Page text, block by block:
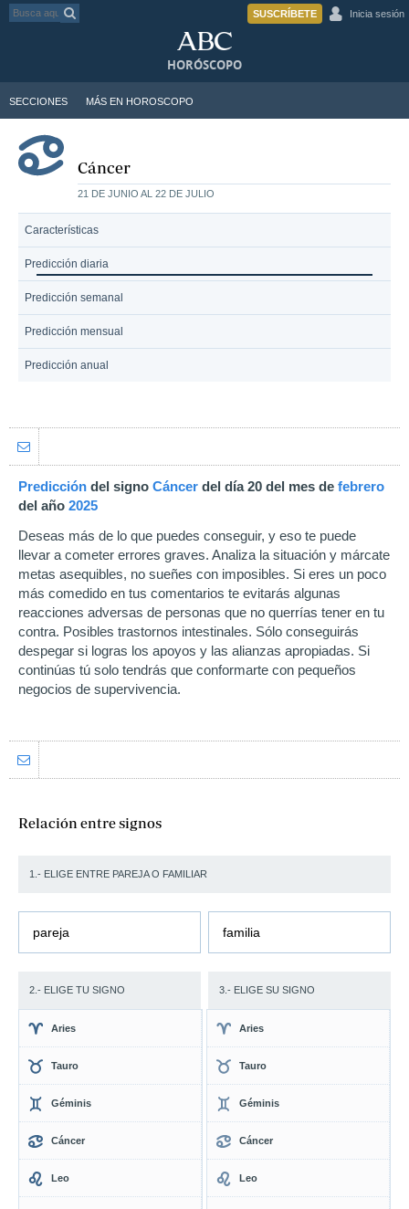
SUSCRÍBETE Inicia sesión
SECCIONES MÁS EN HOROSCOPO
HORÓSCOPO
Cáncer
21 DE JUNIO AL 22 DE JULIO
Características
Predicción diaria
Predicción semanal
Predicción mensual
Predicción anual
Predicción del signo Cáncer del día 20 del mes de febrero
del año 2025
Deseas más de lo que puedes conseguir, y eso te puede
llevar a cometer errores graves. Analiza la situación y márcate
metas asequibles, no sueñes con imposibles. Si eres un poco
más comedido en tus comentarios te evitarás algunas
reacciones adversas de personas que no querrías tener en tu
contra. Posibles trastornos intestinales. Sólo conseguirás
despegar si logras los apoyos y las alianzas apropiadas. Si
continúas tú solo tendrás que conformarte con pequeños
negocios de supervivencia.
Relación entre signos
1.- ELIGE ENTRE PAREJA O FAMILIAR
pareja familia
2.- ELIGE TU SIGNO 3.- ELIGE SU SIGNO
Aries
Tauro
Géminis
Cáncer
Leo
Aries
Tauro
Géminis
Cáncer
Leo